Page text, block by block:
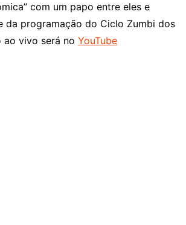
com um papo entre eles e
da programação do Ciclo Zumbi dos
ao vivo será no YouTube